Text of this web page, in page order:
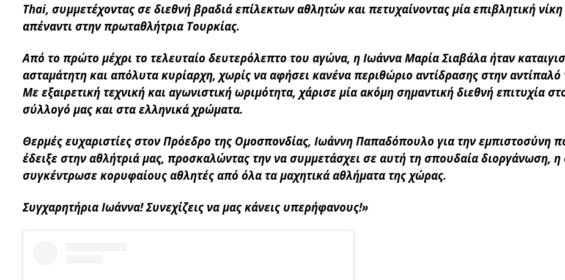
Thai, συμμετέχοντας σε διεθνή βραδιά επίλεκτων αθλητών και πετυχαίνοντας μία επιβλητική νίκη
απέναντι στην πρωταθλήτρια Τουρκίας.
Από το πρώτο μέχρι το τελευταίο δευτερόλεπτο του αγώνα, η Ιωάννα Μαρία Σιαβάλα ήταν
ασταμάτητη και απόλυτα κυρίαρχη, χωρίς να αφήσει κανένα περιθώριο αντίδρασης στην αντίπαλό
Με εξαιρετική τεχνική και αγωνιστική ωριμότητα, χάρισε μία ακόμη σημαντική διεθνή επιτυχία
σύλλογό μας και στα ελληνικά χρώματα.
Θερμές ευχαριστίες στον Πρόεδρο της Ομοσπονδίας, Ιωάννη Παπαδόπουλο για την εμπιστοσύνη
έδειξε στην αθλήτριά μας, προσκαλώντας την να συμμετάσχει σε αυτή τη σπουδαία διοργάνωση, η
συγκέντρωσε κορυφαίους αθλητές από όλα τα μαχητικά αθλήματα της χώρας.
Συγχαρητήρια Ιωάννα! Συνεχίζεις να μας κάνεις υπερήφανους!»